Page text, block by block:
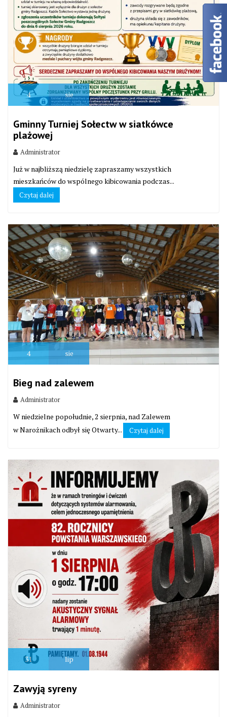
4 sie
Gminny Turniej Sołectw w siatkówce
plażowej
Administrator
Już w najbliższą niedzielę zapraszamy wszystkich
mieszkańców do wspólnego kibicowania podczas...
Czytaj dalej
4 sie
Bieg nad zalewem
Administrator
W niedzielne popołudnie, 2 sierpnia, nad Zalewem
w Narożnikach odbył się Otwarty...
Czytaj dalej
31 lip
Zawyją syreny
Administrator